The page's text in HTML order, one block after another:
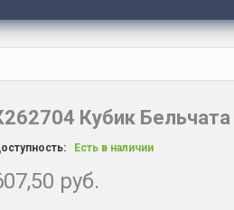
Кубик Бельчата
Есть в наличии
руб.